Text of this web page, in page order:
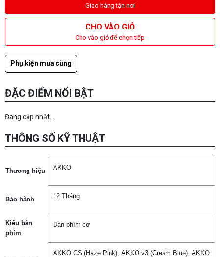
Giao hàng tận nơi
CHO VÀO GIỎ
Cho vào giỏ để chọn tiếp
Phụ kiện mua cùng
ĐẶC ĐIỂM NỔI BẬT
Đang cập nhật...
THÔNG SỐ KỸ THUẬT
Thương hiệu AKKO
Bảo hành 12 Tháng
Kiểu bàn
phím
Bàn phím cơ
AKKO CS (Haze Pink), AKKO v3 (Cream Blue), AKKO